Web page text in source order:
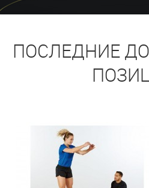
ПОСЛЕДНИЕ